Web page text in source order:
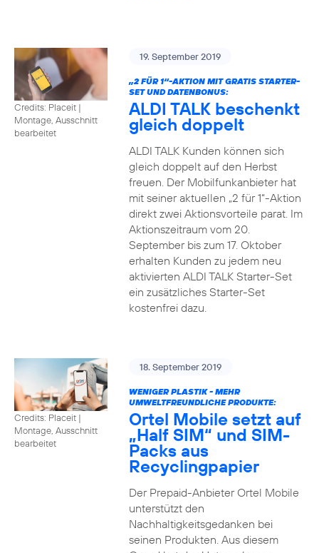
Credits: Placeit |
Montage, Ausschnitt
bearbeitet
19. September 2019
„2 FÜR 1“-AKTION MIT GRATIS STARTER-
SET UND DATENBONUS:
ALDI TALK beschenkt
gleich doppelt
ALDI TALK Kunden können sich
gleich doppelt auf den Herbst
freuen. Der Mobilfunkanbieter hat
mit seiner aktuellen „2 für 1“-Aktion
direkt zwei Aktionsvorteile parat. Im
Aktionszeitraum vom 20.
September bis zum 17. Oktober
erhalten Kunden zu jedem neu
aktivierten ALDI TALK Starter-Set
ein zusätzliches Starter-Set
kostenfrei dazu.
Credits: Placeit |
Montage, Ausschnitt
bearbeitet
18. September 2019
WENIGER PLASTIK - MEHR
UMWELTFREUNDLICHE PRODUKTE:
Ortel Mobile setzt auf
„Half SIM“ und SIM-
Packs aus
Recyclingpapier
Der Prepaid-Anbieter Ortel Mobile
unterstützt den
Nachhaltigkeitsgedanken bei
seinen Produkten. Aus diesem